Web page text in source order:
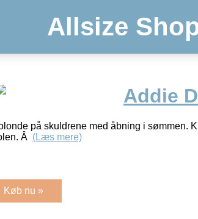
Allsize
Addie
på skuldrene med åbning i sømmen.
Â (Læs mere)
Køb nu »